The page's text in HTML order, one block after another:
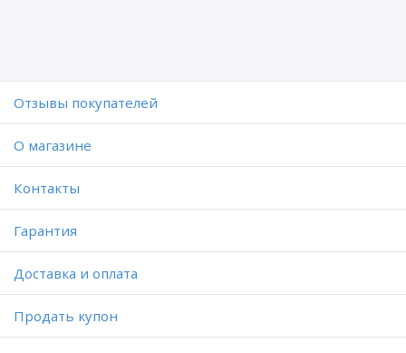
Отзывы покупателей
O магазине
Контакты
Гарантия
Доставка и оплата
Продать купон